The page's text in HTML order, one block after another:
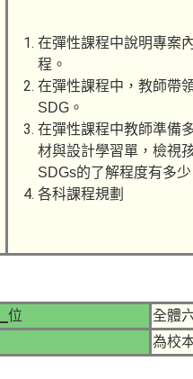
在彈性課程中說明專案
程。
在彈性課程中，教師帶
SDG。
在彈性課程中教師準備
材與設計學習單，檢視
SDGs的了解程度有多少
各科課程規劃
位 全體
為校